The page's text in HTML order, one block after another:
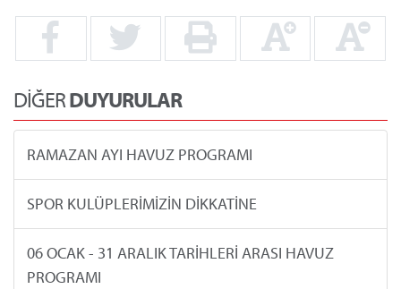
DİĞERDUYURULAR
RAMAZAN AYI HAVUZ PROGRAMI
SPOR KULÜPLERİMİZİN DİKKATİNE
06 OCAK - 31 ARALIK TARİHLERİ ARASI HAVUZ
PROGRAMI